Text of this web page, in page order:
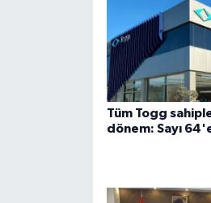
Tüm Togg
dönem: Sayı